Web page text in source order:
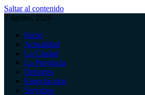
Saltar al contenido
7 agosto, 2026
Inicio
Actualidad
La Ciudad
La Provincia
Deportes
Espectáculos
Servicios